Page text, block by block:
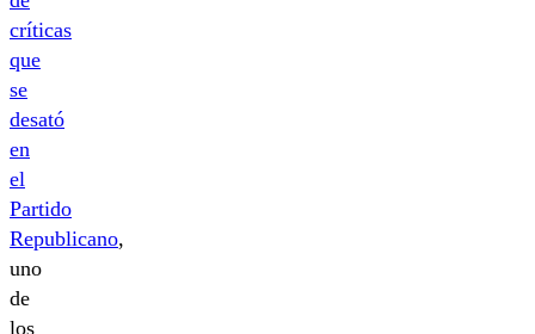
críticas
que
se
desató
en
el
Partido
Republicano,
uno
de
los